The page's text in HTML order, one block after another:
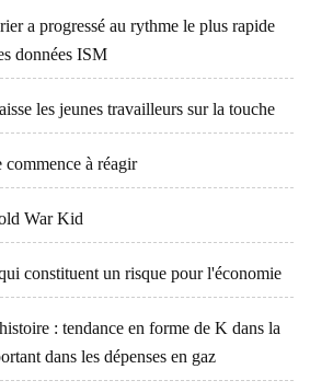
a progressé au rythme le plus rapide
données ISM
les jeunes travailleurs sur la touche
à réagir
War Kid
constituent un risque pour l'économie
: tendance en forme de K dans la
dans les dépenses en gaz